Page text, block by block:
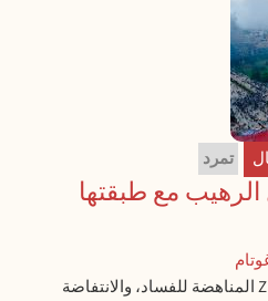
تمرد
مع طبقتها
تبحث نيبال، بعد مظاهرات جيل Z المناهضة للفساد، والانتفاضة